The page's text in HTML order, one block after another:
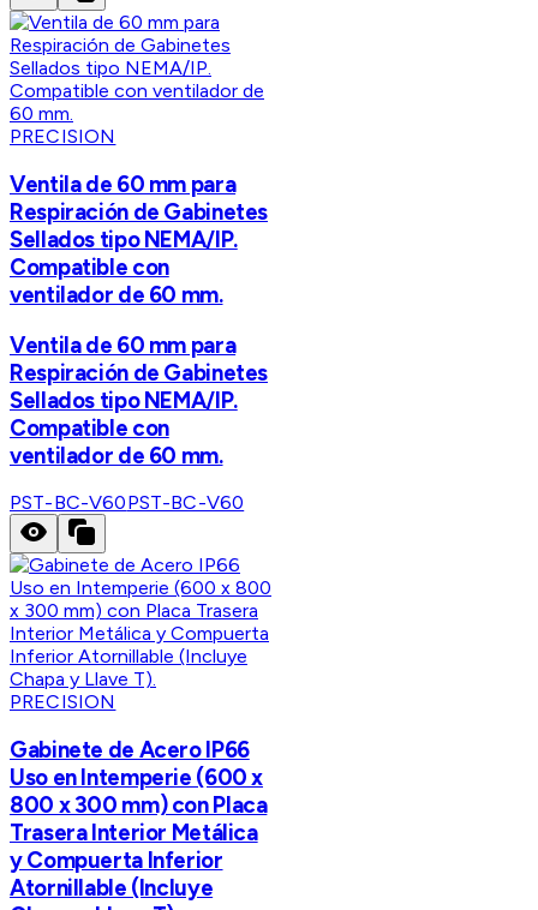
PRECISION
Ventila de 60 mm para
Respiración de Gabinetes
Sellados tipo NEMA/IP.
Compatible con
ventilador de 60 mm.
Ventila de 60 mm para
Respiración de Gabinetes
Sellados tipo NEMA/IP.
Compatible con
ventilador de 60 mm.
PST-BC-V60PST-BC-V60
PRECISION
Gabinete de Acero IP66
Uso en Intemperie (600 x
800 x 300 mm) con Placa
Trasera Interior Metálica
y Compuerta Inferior
Atornillable (Incluye